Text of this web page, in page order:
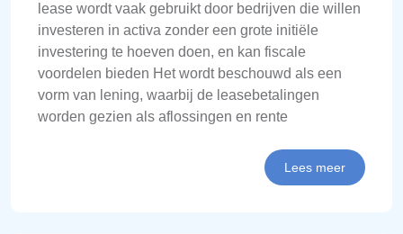
lease wordt vaak gebruikt door bedrijven die willen
investeren in activa zonder een grote initiële
investering te hoeven doen, en kan fiscale
voordelen bieden Het wordt beschouwd als een
vorm van lening, waarbij de leasebetalingen
worden gezien als aflossingen en rente
Lees meer